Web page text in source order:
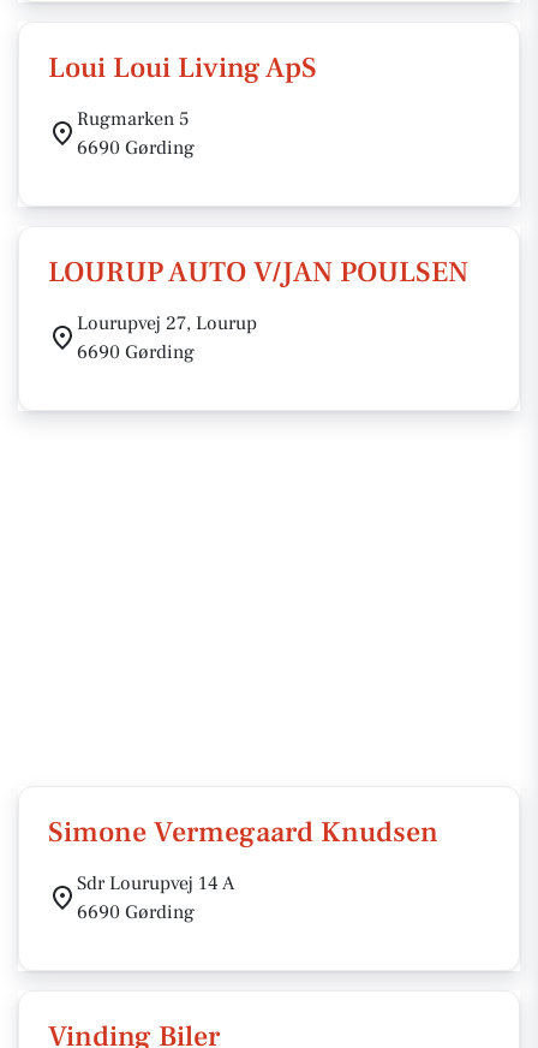
Loui Loui Living ApS
Rugmarken 5
6690 Gørding
LOURUP AUTO V/JAN POULSEN
Lourupvej 27, Lourup
6690 Gørding
Simone Vermegaard Knudsen
Sdr Lourupvej 14 A
6690 Gørding
Vinding Biler